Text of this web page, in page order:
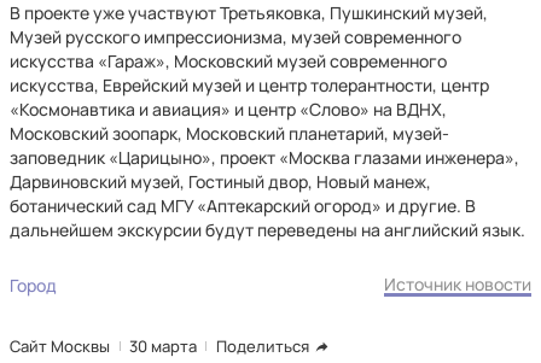
В проекте уже участвуют Третьяковка, Пушкинский музей,
Музей русского импрессионизма, музей современного
искусства «Гараж», Московский музей современного
искусства, Еврейский музей и центр толерантности, центр
«Космонавтика и авиация» и центр «Слово» на ВДНХ,
Московский зоопарк, Московский планетарий, музей-
заповедник «Царицыно», проект «Москва глазами инженера»,
Дарвиновский музей, Гостиный двор, Новый манеж,
ботанический сад МГУ «Аптекарский огород» и другие. В
дальнейшем экскурсии будут переведены на английский язык.
Город Источник новости
Сайт Москвы 30 марта Поделиться